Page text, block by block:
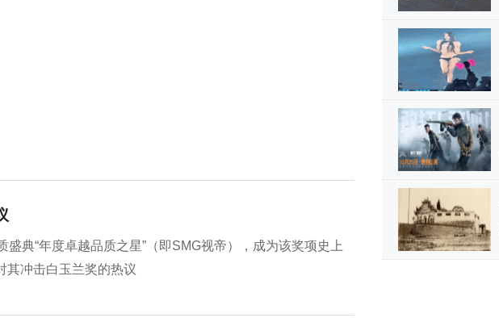
典“年度卓越品质之星”（即SMG视帝），成为该奖项史上
其冲击白玉兰奖的热议